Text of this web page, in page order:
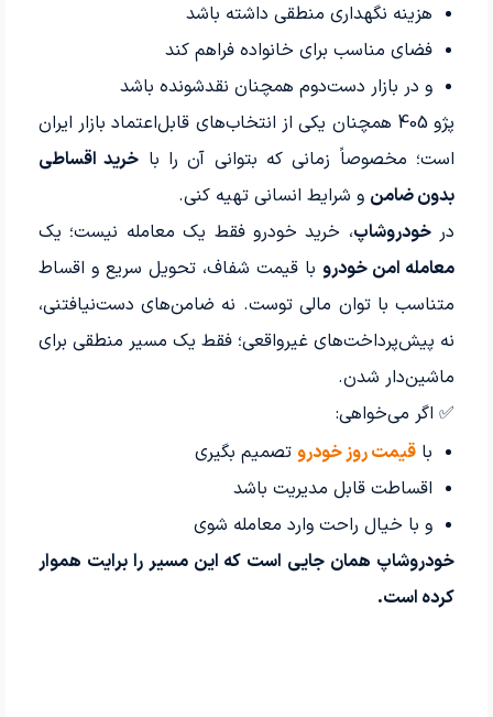
هزینه نگهداری منطقی داشته باشد
فضای مناسب برای خانواده فراهم کند
و در بازار دست‌دوم همچنان نقدشونده باشد
پژو 405 همچنان یکی از انتخاب‌های قابل‌اعتماد بازار ایران
است؛ مخصوصاً زمانی که بتوانی آن را با خرید اقساطی
بدون ضامن و شرایط انسانی تهیه کنی.
درخودروشاپ، خرید خودرو فقط یک معامله نیست؛ یک
معامله امن خودروبا قیمت شفاف، تحویل سریع و اقساط
متناسب با توان مالی توست. نه ضامن‌های دست‌نیافتنی،
نه پیش‌پرداخت‌های غیرواقعی؛ فقط یک مسیر منطقی برای
ماشین‌دار شدن.
✅ اگر می‌خواهی:
با قیمت روز خودروتصمیم بگیری
اقساطت قابل مدیریت باشد
و با خیال راحت وارد معامله شوی
خودروشاپ همان جایی است که این مسیر را برایت هموار
کرده است.